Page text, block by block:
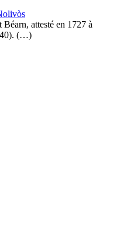
attesté en 1727 à
(…)